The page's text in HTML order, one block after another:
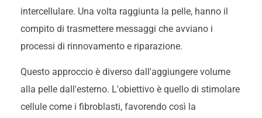
intercellulare. Una volta raggiunta la pelle, hanno il
compito di trasmettere messaggi che avviano i
processi di rinnovamento e riparazione.
Questo approccio è diverso dall'aggiungere volume
alla pelle dall'esterno. L'obiettivo è quello di stimolare
cellule come i fibroblasti, favorendo così la